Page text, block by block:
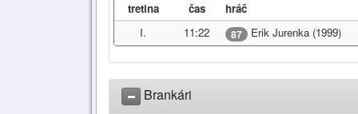
tretina čas
hráč
I.
11:22 87 Erik Jurenka (1999)
Brankári